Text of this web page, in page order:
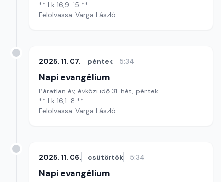
** Lk 16,9-15 **
Felolvassa: Varga László
2025. 11. 07. péntek 5:34
Napi evangélium
Páratlan év, évközi idő 31. hét, péntek
** Lk 16,1-8 **
Felolvassa: Varga László
2025. 11. 06. csütörtök 5:34
Napi evangélium